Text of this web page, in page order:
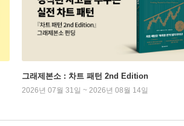
그래제본소 : 차트 패턴 2nd Edition
2026년 07월 31일 ~ 2026년 08월 14일